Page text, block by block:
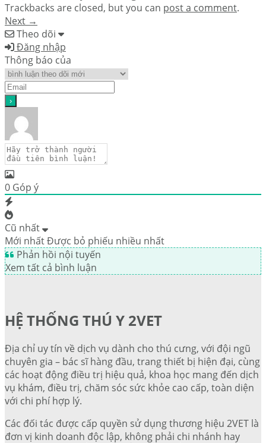
Trackbacks are closed, but you can post a comment.
Next →
Theo dõi
Đăng nhập
Thông báo của
0 Góp ý
Cũ nhất
Mới nhấtĐược bỏ phiếu nhiều nhất
Phản hồi nội tuyến
Xem tất cả bình luận
HỆ THỐNG THÚ Y 2VET
Địa chỉ uy tín về dịch vụ dành cho thú cưng, với đội ngũ
chuyên gia – bác sĩ hàng đầu, trang thiết bị hiện đại, cùng
các hoạt động điều trị hiệu quả, khoa học mang đến dịch
vụ khám, điều trị, chăm sóc sức khỏe cao cấp, toàn diện
với chi phí hợp lý.
Các đối tác được cấp quyền sử dụng thương hiệu 2VET là
đơn vị kinh doanh độc lập, không phải chi nhánh hay